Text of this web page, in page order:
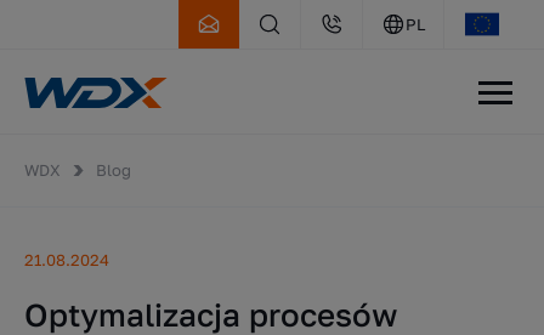
PL
WDX Blog
21.08.2024
Optymalizacja procesów